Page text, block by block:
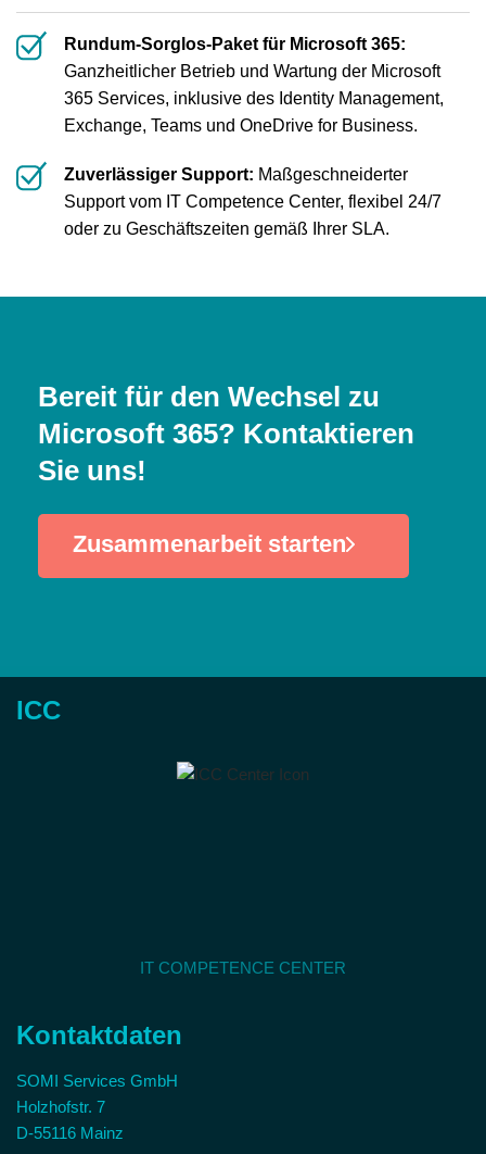
Rundum-Sorglos-Paket für Microsoft 365:
Ganzheitlicher Betrieb und Wartung der Microsoft
365 Services, inklusive des Identity Management,
Exchange, Teams und OneDrive for Business.
Zuverlässiger Support: Maßgeschneiderter
Support vom IT Competence Center, flexibel 24/7
oder zu Geschäftszeiten gemäß Ihrer SLA.
Bereit für den Wechsel zu
Microsoft 365? Kontaktieren
Sie uns!
Zusammenarbeit starten
ICC
IT COMPETENCE CENTER
Kontaktdaten
SOMI Services GmbH
Holzhofstr. 7
D-55116 Mainz